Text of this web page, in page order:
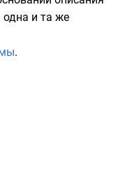
одна и та же
.